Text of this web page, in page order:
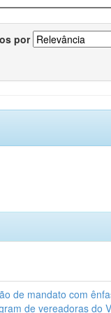
por
de mandato com
de vereadoras do